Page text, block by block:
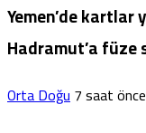
Yemen’de kartlar
Hadramut’a füze
Orta Doğu7 saat önce